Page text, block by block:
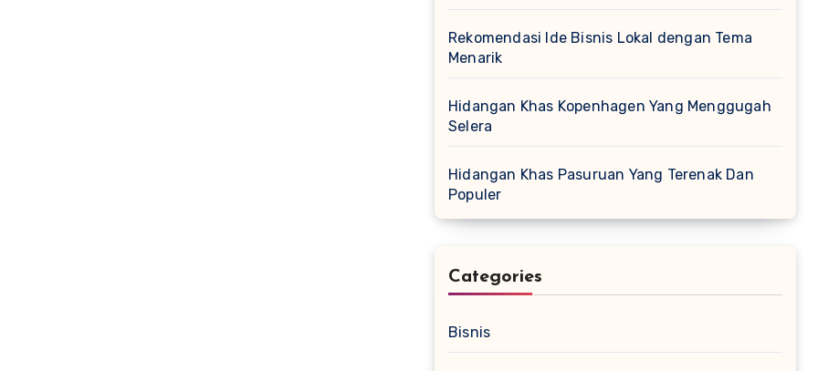
Rekomendasi Ide Bisnis Lokal dengan Tema
Menarik
Hidangan Khas Kopenhagen Yang Menggugah
Selera
Hidangan Khas Pasuruan Yang Terenak Dan
Populer
Categories
Bisnis